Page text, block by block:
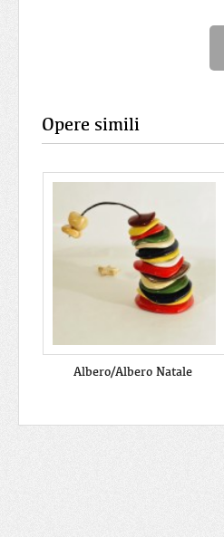
Opere simili
Albero/Albero Natale